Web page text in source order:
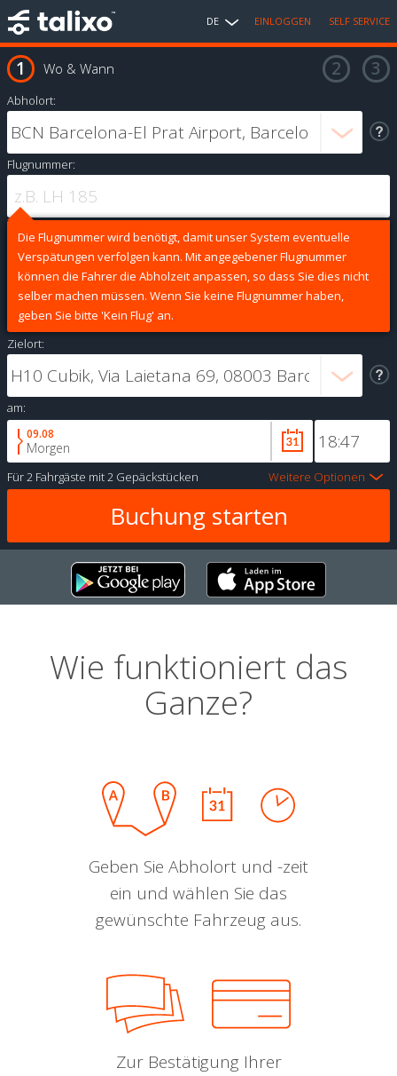
DE EINLOGGEN SELF SERVICE
Wo & Wann
Abholort:
Flugnummer:
Die Flugnummer wird benötigt, damit unser System eventuelle
Verspätungen verfolgen kann. Mit angegebener Flugnummer
können die Fahrer die Abholzeit anpassen, so dass Sie dies nicht
selber machen müssen. Wenn Sie keine Flugnummer haben,
geben Sie bitte 'Kein Flug' an.
Zielort:
am:
09.08
Morgen
Für2 Fahrgäste mit2 Gepäckstücken Weitere Optionen
Wie funktioniert das
Ganze?
Geben Sie Abholort und -zeit
ein und wählen Sie das
gewünschte Fahrzeug aus.
Zur Bestätigung Ihrer